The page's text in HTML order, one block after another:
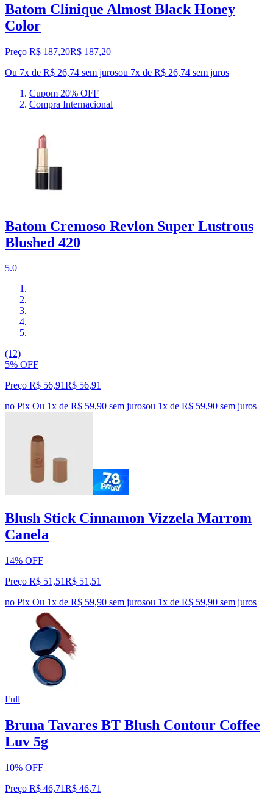
Batom Clinique Almost Black Honey
Color
Preço R$ 187,20R$ 187,20
Ou 7x de R$ 26,74 sem jurosou 7x de R$ 26,74 sem juros
Cupom 20% OFF
Compra Internacional
Batom Cremoso Revlon Super Lustrous
Blushed 420
5.0
(12)
5% OFF
Preço R$ 56,91R$ 56,91
no Pix Ou 1x de R$ 59,90 sem jurosou 1x de R$ 59,90 sem juros
Blush Stick Cinnamon Vizzela Marrom
Canela
14% OFF
Preço R$ 51,51R$ 51 ,51
no Pix Ou 1x de R$ 59,90 sem jurosou 1x de R$ 59,90 sem juros
Full
Bruna Tavares BT Blush Contour Coffee
Luv 5g
10% OFF
Preço R$ 46,71R$ 46,71